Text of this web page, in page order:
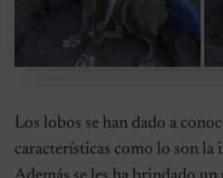
Los lobos se han dado a
características como lo son la